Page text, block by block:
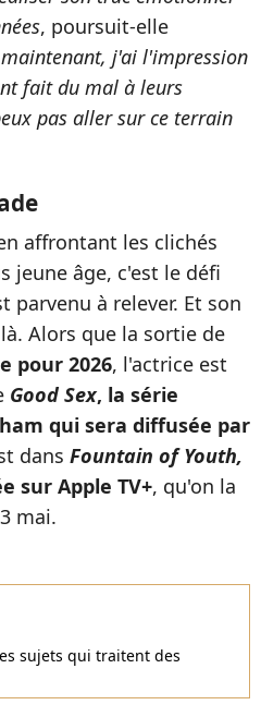
, poursuit-elle
maintenant, j'ai l'impression
fait du mal à leurs
pas aller sur ce terrain
affrontant les clichés
jeune âge, c'est le défi
parvenu à relever. Et son
Alors que la sortie de
pour 2026, l'actrice est
Good Sex, la série
qui sera diffusée par
dans Fountain of Youth,
sur Apple TV+, qu'on la
mai.
sujets qui traitent des